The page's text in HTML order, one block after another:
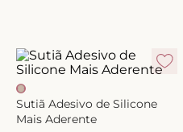
Sutiã Adesivo de Silicone
Mais Aderente
short doll
º calcinha